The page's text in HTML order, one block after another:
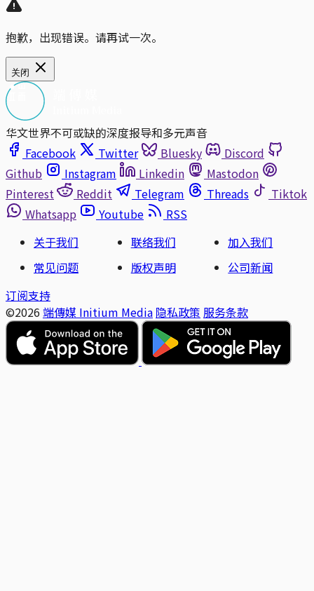
抱歉，出现错误。请再试一次。
关闭
华文世界不可或缺的深度报导和多元声音
Facebook
Twitter Bluesky
Discord
Github
Instagram Linkedin
Mastodon
Pinterest
Reddit Telegram Threads
Tiktok
Whatsapp
Youtube
RSS
关于我们
联络我们
加入我们
常见问题
版权声明
公司新闻
订阅支持
©2026 端傳媒 Initium Media 隐私政策 服务条款